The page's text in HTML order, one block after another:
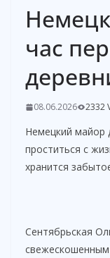
час
08.06.2026 2332
Немецкий майор
проститься с
хранится
Сентябрьская